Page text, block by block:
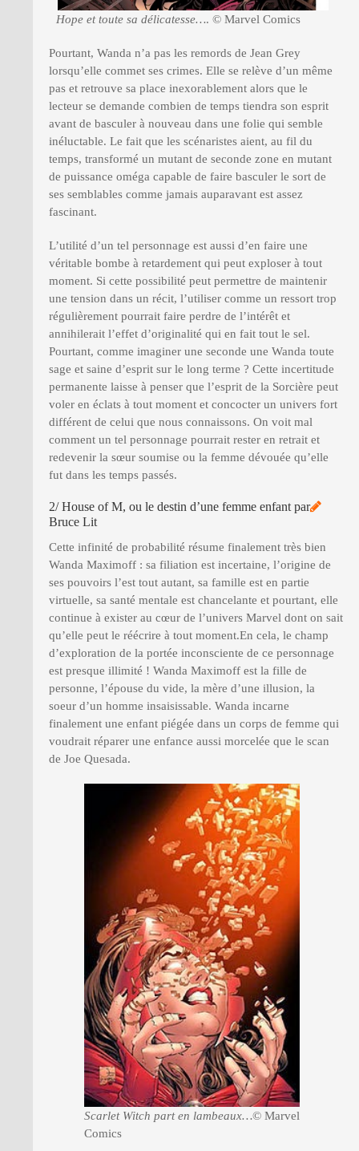
Hope et toute sa délicatesse…. © Marvel Comics
Pourtant, Wanda n’a pas les remords de Jean Grey
lorsqu’elle commet ses crimes. Elle se relève d’un même
pas et retrouve sa place inexorablement alors que le
lecteur se demande combien de temps tiendra son esprit
avant de basculer à nouveau dans une folie qui semble
inéluctable. Le fait que les scénaristes aient, au fil du
temps, transformé un mutant de seconde zone en mutant
de puissance oméga capable de faire basculer le sort de
ses semblables comme jamais auparavant est assez
fascinant.
L’utilité d’un tel personnage est aussi d’en faire une
véritable bombe à retardement qui peut exploser à tout
moment. Si cette possibilité peut permettre de maintenir
une tension dans un récit, l’utiliser comme un ressort trop
régulièrement pourrait faire perdre de l’intérêt et
annihilerait l’effet d’originalité qui en fait tout le sel.
Pourtant, comme imaginer une seconde une Wanda toute
sage et saine d’esprit sur le long terme ? Cette incertitude
permanente laisse à penser que l’esprit de la Sorcière peut
voler en éclats à tout moment et concocter un univers fort
différent de celui que nous connaissons. On voit mal
comment un tel personnage pourrait rester en retrait et
redevenir la sœur soumise ou la femme dévouée qu’elle
fut dans les temps passés.
2/ House of M, ou le destin d’une femme enfant par
Bruce Lit
Cette infinité de probabilité résume finalement très bien
Wanda Maximoff : sa filiation est incertaine, l’origine de
ses pouvoirs l’est tout autant, sa famille est en partie
virtuelle, sa santé mentale est chancelante et pourtant, elle
continue à exister au cœur de l’univers Marvel dont on sait
qu’elle peut le réécrire à tout moment.En cela, le champ
d’exploration de la portée inconsciente de ce personnage
est presque illimité ! Wanda Maximoff est la fille de
personne, l’épouse du vide, la mère d’une illusion, la
soeur d’un homme insaisissable. Wanda incarne
finalement une enfant piégée dans un corps de femme qui
voudrait réparer une enfance aussi morcelée que le scan
de Joe Quesada.
Scarlet Witch part en lambeaux…© Marvel
Comics